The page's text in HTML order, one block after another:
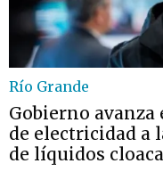
Río Grande
Gobierno
de electricidad a
de líquidos